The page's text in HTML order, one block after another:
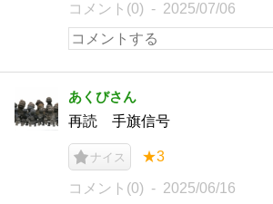
コメント(0) 2025/07/06
あくびさん
再読 手旗信号
ナイス ★3
コメント(0) 2025/06/16